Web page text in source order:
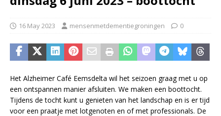
16 May 2023 mensenmetdementiegroningen 0
Het Alzheimer Café Eemsdelta wil het seizoen graag met u op
een ontspannen manier afsluiten. We maken een boottocht.
Tijdens de tocht kunt u genieten van het landschap en is er tijd
voor een praatje met lotgenoten en of met professionals. De